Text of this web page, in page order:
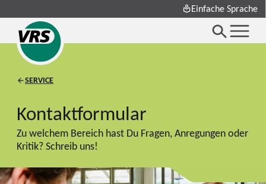
Einfache Sprache
SERVICE
Kontaktformular
Zu welchem Bereich hast Du Fragen, Anregungen oder
Kritik? Schreib uns!